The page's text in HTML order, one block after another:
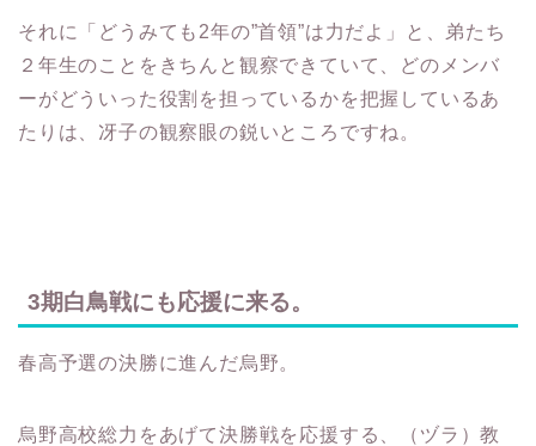
それに「どうみても2年の”首領”は力だよ」と、弟たち
２年生のことをきちんと観察できていて、どのメンバ
ーがどういった役割を担っているかを把握しているあ
たりは、冴子の観察眼の鋭いところですね。
3期白鳥戦にも応援に来る。
春高予選の決勝に進んだ烏野。
烏野高校総力をあげて決勝戦を応援する、（ヅラ）教